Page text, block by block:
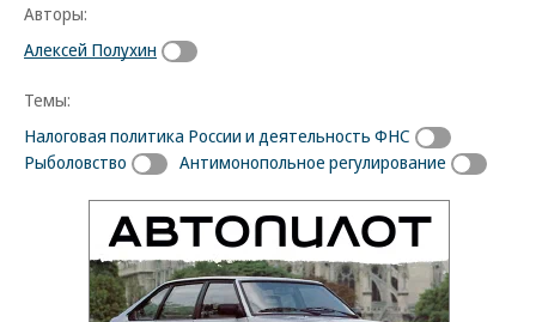
Авторы:
Алексей Полухин
Темы:
Налоговая политика России и деятельность ФНС
Рыболовство
Антимонопольное регулирование